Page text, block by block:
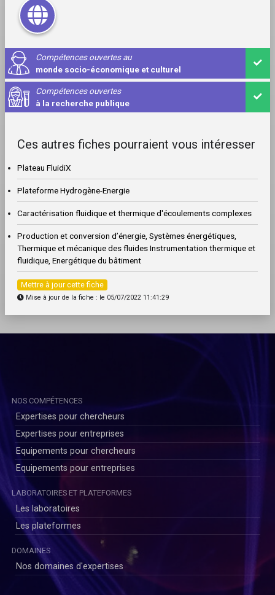
Compétences ouvertes au
monde socio-économique et culturel
Compétences ouvertes
à la recherche publique
Ces autres fiches pourraient vous intéresser
Plateau FluidiX
Plateforme Hydrogène-Energie
Caractérisation fluidique et thermique d'écoulements complexes
Production et conversion d’énergie, Systèmes énergétiques,
Thermique et mécanique des fluides Instrumentation thermique et
fluidique, Energétique du bâtiment
Mettre à jour cette fiche
Mise à jour de la fiche : le 05/07/2022 11:41:29
NOS COMPÉTENCES
Expertises pour chercheurs
Expertises pour entreprises
Equipements pour chercheurs
Equipements pour entreprises
LABORATOIRES ET PLATEFORMES
Les laboratoires
Les plateformes
DOMAINES
Nos domaines d'expertises